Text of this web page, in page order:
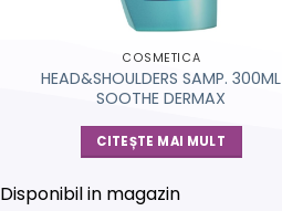
COSMETICA
HEAD&SHOULDERS SAMP. 300ML
SOOTHE DERMAX
CITEȘTE MAI MULT
Disponibil in magazin